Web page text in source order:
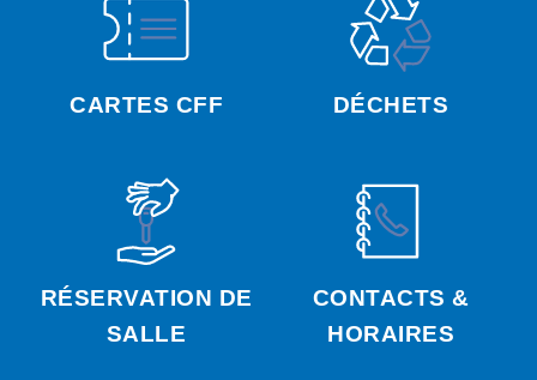
CARTES CFF DÉCHETS
RÉSERVATION DE
SALLE
CONTACTS &
HORAIRES